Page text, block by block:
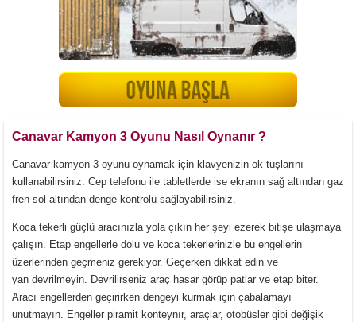
Canavar Kamyon 3 Oyunu Nasıl Oynanır ?
Canavar kamyon 3 oyunu oynamak için klavyenizin ok tuşlarını
kullanabilirsiniz. Cep telefonu ile tabletlerde ise ekranın sağ altından gaz
fren sol altından denge kontrolü sağlayabilirsiniz.
Koca tekerli güçlü aracınızla yola çıkın her şeyi ezerek bitişe ulaşmaya
çalışın. Etap engellerle dolu ve koca tekerlerinizle bu engellerin
üzerlerinden geçmeniz gerekiyor. Geçerken dikkat edin ve
yan devrilmeyin. Devrilirseniz araç hasar görüp patlar ve etap biter.
Aracı engellerden geçirirken dengeyi kurmak için çabalamayı
unutmayın. Engeller piramit konteynır, araçlar, otobüsler gibi değişik